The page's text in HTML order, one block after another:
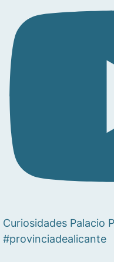
Curiosidades Palacio
#provinciadealicante